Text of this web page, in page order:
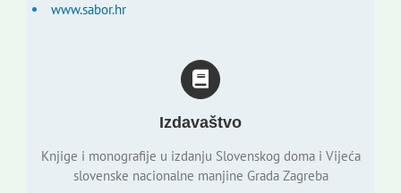
www.sabor.hr
Izdavaštvo
Knjige i monografije u izdanju Slovenskog doma i Vijeća
slovenske nacionalne manjine Grada Zagreba